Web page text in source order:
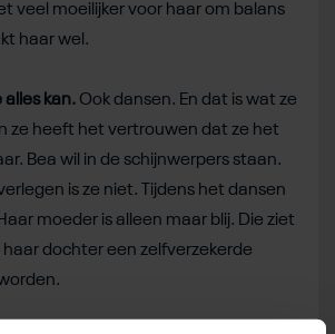
veel moeilijker voor haar om balans
haar wel.
alles kan. Ook dansen. En dat is wat ze
ze heeft het vertrouwen dat ze het
Bea wil in de schijnwerpers staan.
is ze niet. Tijdens het dansen
moeder is alleen maar blij. Die ziet
dochter een zelfverzekerde